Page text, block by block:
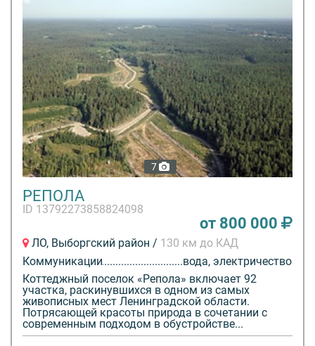
7
РЕПОЛА
ID 13792273858824098
от 800 000
ЛО, Выборгский район / 130 км до КАД
Коммуникации
вода, электричество
Коттеджный поселок «Репола» включает 92
участка, раскинувшихся в одном из самых
живописных мест Ленинградской области.
Потрясающей красоты природа в сочетании с
современным подходом в обустройстве...